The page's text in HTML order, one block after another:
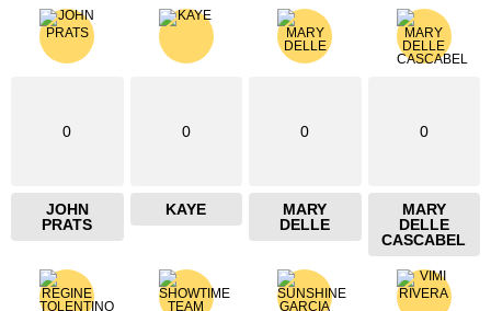
0
JOHN
PRATS
0
KAYE
0
MARY
DELLE
0
MARY
DELLE
CASCABEL